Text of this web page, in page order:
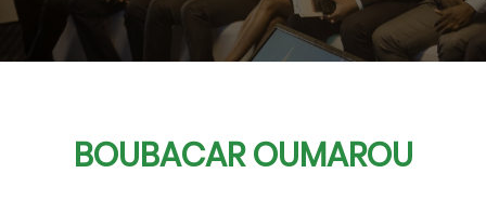
BOUBACAR OUMAROU